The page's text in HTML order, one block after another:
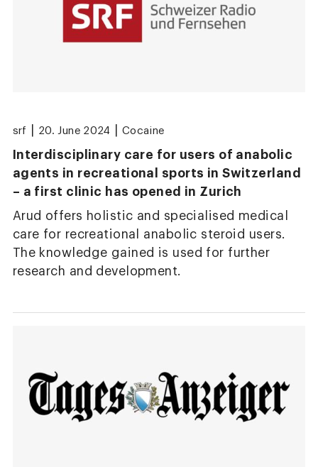
srf 20. June 2024 Cocaine
Interdisciplinary care for users of anabolic
agents in recreational sports in Switzerland
– a first clinic has opened in Zurich
Arud offers holistic and specialised medical
care for recreational anabolic steroid users.
The knowledge gained is used for further
research and development.